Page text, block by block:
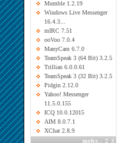
Mumble 1.2.19
Windows Live Messenger
16.4.3...
mIRC 7.51
ooVoo 7.0.4
ManyCam 6.7.0
TeamSpeak 3 (64 Bit) 3.2.5
Trillian 6.0.0.61
TeamSpeak 3 (32 Bit) 3.2.5
Pidgin 2.12.0
Yahoo! Messenger
11.5.0.155
ICQ 10.0.12015
AIM 8.0.7.1
XChat 2.8.9
mehr.. 2 3